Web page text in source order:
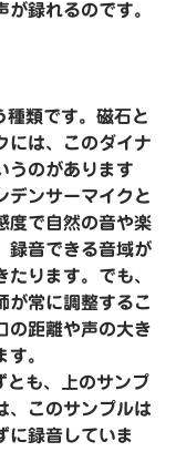
録れるのです。
類です。磁石と
には、このダイナ
うのがあります
デンサーマイクと
度で自然の音や楽
録音できる音域が
ります。でも、
が常に調整するこ
の距離や声の大き
。
とも、上のサンプ
、このサンプルは
に録音していま